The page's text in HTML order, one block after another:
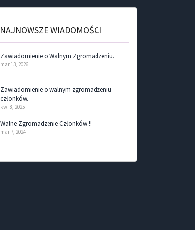
NAJNOWSZE WIADOMOŚCI
Zawiadomienie o Walnym Zgromadzeniu.
mar 13, 2026
Zawiadomienie o walnym zgromadzeniu
członków.
kw. 8, 2025
Walne Zgromadzenie Członków !!
mar 7, 2024